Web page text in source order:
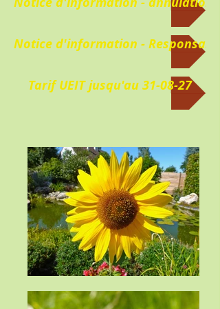
Notice d'information -
Tarif UEIT jusqu'au 31-08-27